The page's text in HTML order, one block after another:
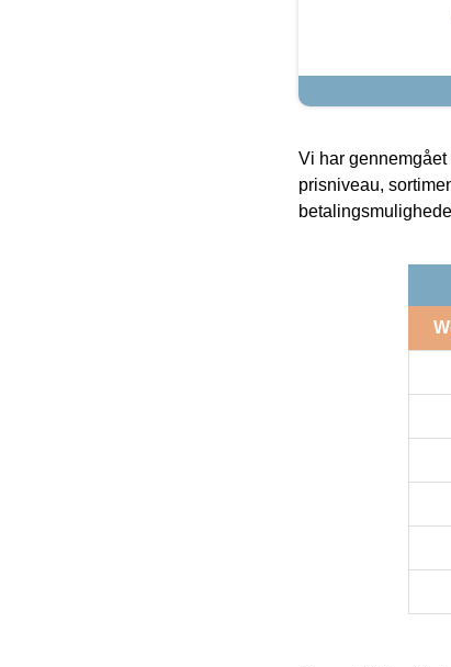
Vi har
prisniveau,